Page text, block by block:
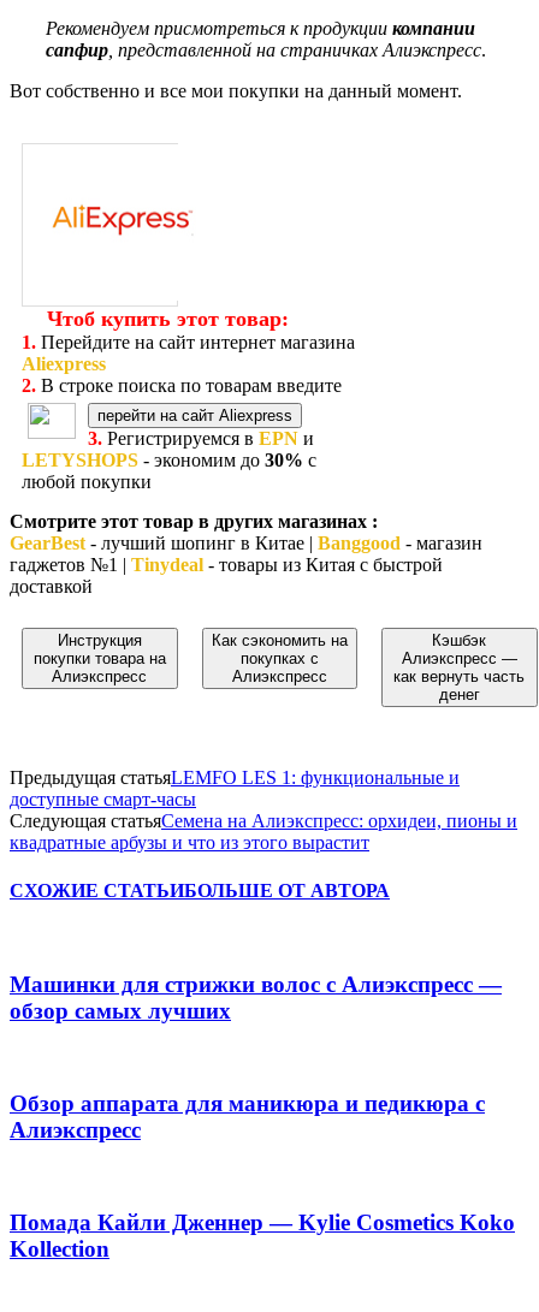
Рекомендуем присмотреться к продукции компании
сапфир , представленной на страничках Алиэкспресс.
Вот собственно и все мои покупки на данный момент.
Чтоб купить этот товар:
1. Перейдите на сайт интернет магазина
Aliexpress
2. В строке поиска по товарам введите
перейти на сайт Aliexpress
3. Регистрируемся в EPN и
LETYSHOPS - экономим до 30% с
любой покупки
Смотрите этот товар в других магазинах :
GearBest - лучший шопинг в Китае | Banggood - магазин
гаджетов №1 | Tinydeal - товары из Китая с быстрой
доставкой
Инструкция
покупки товара на
Алиэкспресс
Как сэкономить на
покупках с
Алиэкспресс
Кэшбэк
Алиэкспресс —
как вернуть часть
денег
Предыдущая статьяLEMFO LES 1: функциональные и
доступные смарт-часы
Следующая статьяСемена на Алиэкспресс: орхидеи, пионы и
квадратные арбузы и что из этого вырастит
СХОЖИЕ СТАТЬИБОЛЬШЕ ОТ АВТОРА
Машинки для стрижки волос с Алиэкспресс —
обзор самых лучших
Обзор аппарата для маникюра и педикюра с
Алиэкспресс
Помада Кайли Дженнер — Kylie Cosmetics Koko
Kollection